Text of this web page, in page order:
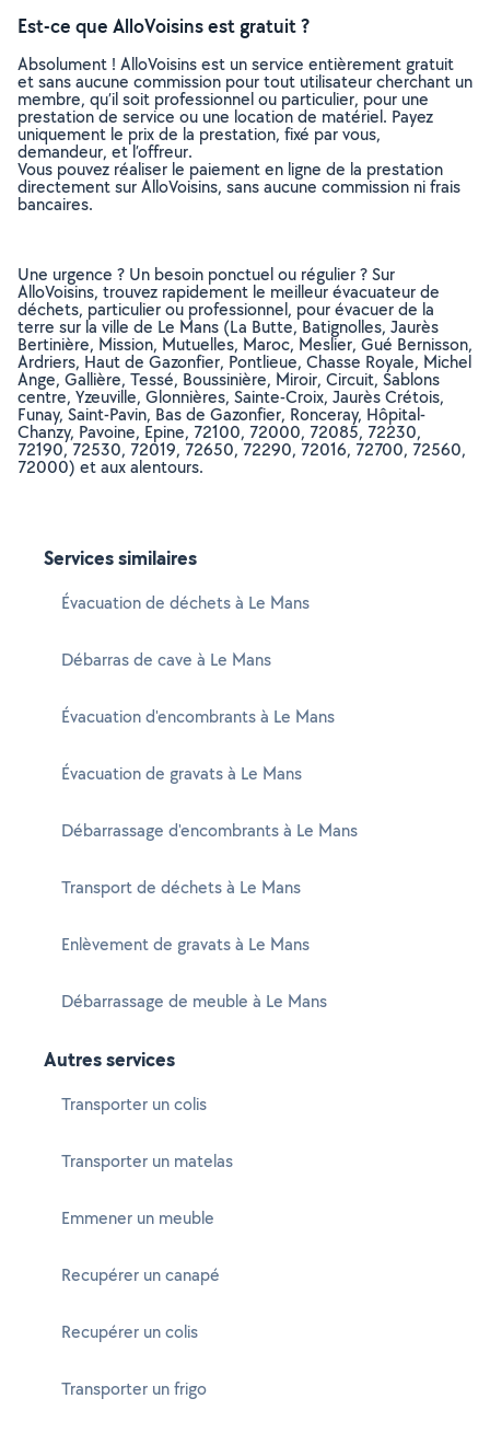
Est-ce que AlloVoisins est gratuit ?
Absolument ! AlloVoisins est un service entièrement gratuit
et sans aucune commission pour tout utilisateur cherchant un
membre, qu’il soit professionnel ou particulier, pour une
prestation de service ou une location de matériel. Payez
uniquement le prix de la prestation, fixé par vous,
demandeur, et l’offreur.
Vous pouvez réaliser le paiement en ligne de la prestation
directement sur AlloVoisins, sans aucune commission ni frais
bancaires.
Une urgence ? Un besoin ponctuel ou régulier ? Sur
AlloVoisins, trouvez rapidement le meilleur évacuateur de
déchets, particulier ou professionnel, pour évacuer de la
terre sur la ville de Le Mans (La Butte, Batignolles, Jaurès
Bertinière, Mission, Mutuelles, Maroc, Meslier, Gué Bernisson,
Ardriers, Haut de Gazonfier, Pontlieue, Chasse Royale, Michel
Ange, Gallière, Tessé, Boussinière, Miroir, Circuit, Sablons
centre, Yzeuville, Glonnières, Sainte-Croix, Jaurès Crétois,
Funay, Saint-Pavin, Bas de Gazonfier, Ronceray, Hôpital-
Chanzy, Pavoine, Epine, 72100, 72000, 72085, 72230,
72190, 72530, 72019, 72650, 72290, 72016, 72700, 72560,
72000) et aux alentours.
Services similaires
Évacuation de déchets à Le Mans
Débarras de cave à Le Mans
Évacuation d'encombrants à Le Mans
Évacuation de gravats à Le Mans
Débarrassage d'encombrants à Le Mans
Transport de déchets à Le Mans
Enlèvement de gravats à Le Mans
Débarrassage de meuble à Le Mans
Autres services
Transporter un colis
Transporter un matelas
Emmener un meuble
Recupérer un canapé
Recupérer un colis
Transporter un frigo